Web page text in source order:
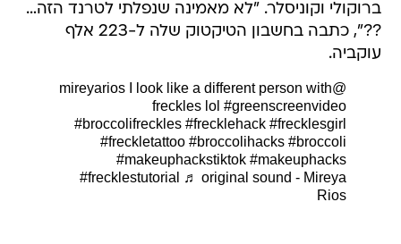
ברוקולי וקוניסלר. "לא מאמינה שנפלתי לטרנד הזה…
??", כתבה בחשבון הטיקטוק שלה ל-223 אלף
עוקביה.
@mireyarios
I look like a different person with
freckles lol #greenscreenvideo
#broccolifreckles #frecklehack #frecklesgirl
#freckletattoo #broccolihacks #broccoli
#makeuphackstiktok #makeuphacks
#frecklestutorial
♬ original sound - Mireya
Rios